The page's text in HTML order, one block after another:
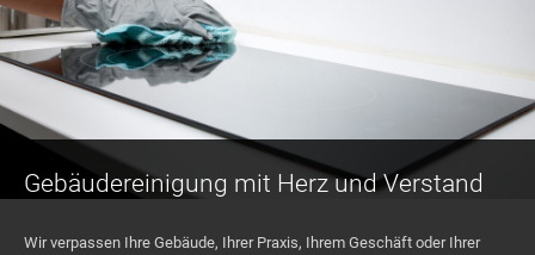
Gebäudereinigung mit Herz und Verstand
Wir verpassen Ihre Gebäude, Ihrer Praxis, Ihrem Geschäft oder Ihrer